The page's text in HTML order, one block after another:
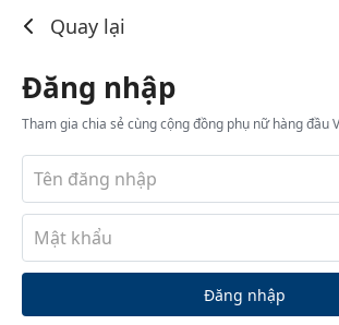
Quay lại
Đăng nhập
Tham gia chia sẻ cùng cộng đồng phụ nữ hàng đầu
Đăng nhập